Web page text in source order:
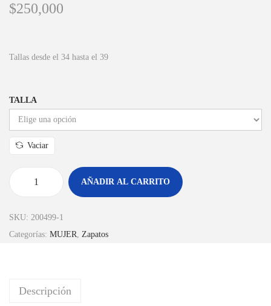
$250,000
Tallas desde el 34 hasta el 39
TALLA
Vaciar
AÑADIR AL CARRITO
SKU: 200499-1
Categorías: MUJER, Zapatos
Descripción